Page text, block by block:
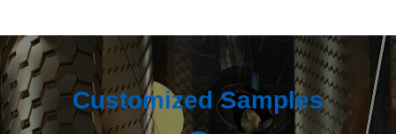
Customized Samples